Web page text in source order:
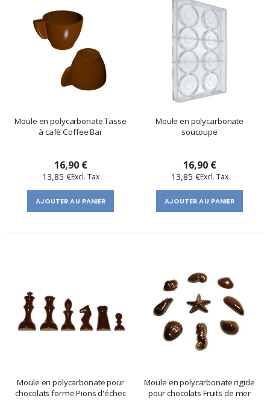
Moule en polycarbonate Tasse
à café Coffee Bar
16,90 €
13,85 €
AJOUTER AU PANIER
Moule en polycarbonate
soucoupe
16,90 €
13,85 €
AJOUTER AU PANIER
Moule en polycarbonate pour
chocolats forme Pions d'échec
Moule en polycarbonate rigide
pour chocolats Fruits de mer